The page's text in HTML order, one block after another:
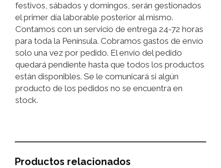
festivos, sábados y domingos, serán gestionados
el primer día laborable posterior al mismo.
Contamos con un servicio de entrega 24-72 horas
para toda la Península. Cobramos gastos de envío
solo una vez por pedido. El envío del pedido
quedará pendiente hasta que todos los productos
están disponibles. Se le comunicará si algún
producto de los pedidos no se encuentra en
stock.
Productos relacionados